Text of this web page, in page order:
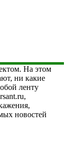
На этом
ни какие
ленту
новостей